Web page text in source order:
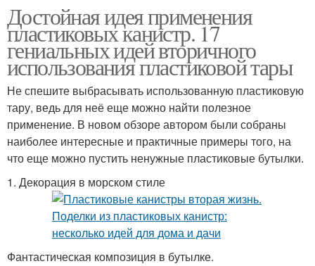
Достойная идея применения
пластиковых канистр. 17
гениальных идей вторичного
использования пластиковой тары
Не спешите выбрасывать использованную пластиковую
тару, ведь для неё еще можно найти полезное
применение. В новом обзоре автором были собраны
наиболее интересные и практичные примеры того, на
что еще можно пустить ненужные пластиковые бутылки.
1. Декорация в морском стиле
Фантастическая композиция в бутылке.